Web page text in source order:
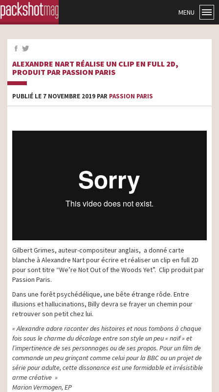
MENU
ALEXANDRE NART RÉALISE UN CLIP EN FULL 2D,
PRODUIT PAR PASSION PARIS
PUBLIÉ LE 7 NOVEMBRE 2019 PAR PASSION PARIS
Gilbert Grimes, auteur-compositeur anglais, a donné carte
blanche à Alexandre Nart pour écrire et réaliser un clip en full 2D
pour sont titre “We’re Not Out of the Woods Yet”. Clip produit par
Passion Paris.
Dans une forêt psychédélique, une bête étrange rôde. Entre
illusions et hallucinations, Billy devra se frayer un chemin pour
retrouver son petit chez lui.
« Alexandre adore raconter des histoires et nous tombons à chaque
fois sous le charme du décalage entre son style un peu « naïf » et
l’impertinence de ses personnages ou de ses propos. Pour un film de
commande un peu grinçant comme celui pour la BBC ou un projet de
série pour adulte, cette dissonance est une formidable et irrésistible
arme créative »
Marion Vermogen, EP